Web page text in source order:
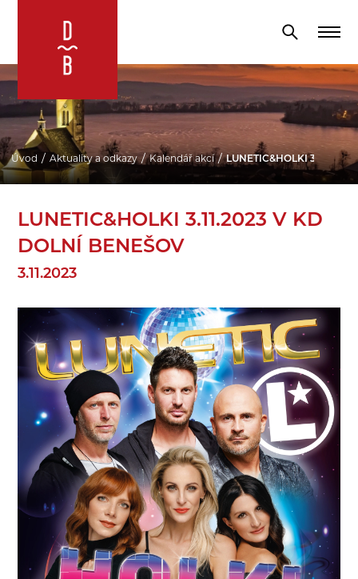
Úvod Aktuality a odkazy Kalendář akcí LUNETIC&HOLKI
LUNETIC&HOLKI 3.11.2023 V KD
DOLNÍ BENEŠOV
3.11.2023